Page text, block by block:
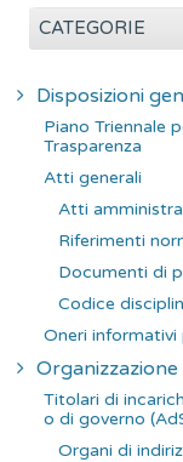
r
CATEGORIE
Disposizioni
Piano Triennale
Trasparenza
Atti generali
Atti
Riferimenti
Documenti di
Codice
Oneri
Organizzazione
Titolari di
o di governo
Organi di